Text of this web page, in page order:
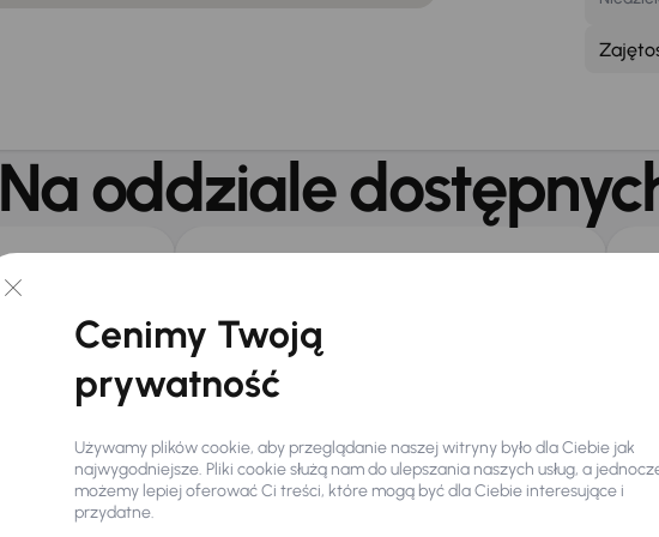
Na oddziale
Galeria
Informacje o
Cenimy Twoją
prywatność
Używamy plików cookie, aby przeglądanie naszej witryny było dla Ciebie jak
najwygodniejsze. Pliki cookie służą nam do ulepszania naszych usług, a
możemy lepiej oferować Ci treści, które mogą być dla Ciebie interesujące i
przydatne.